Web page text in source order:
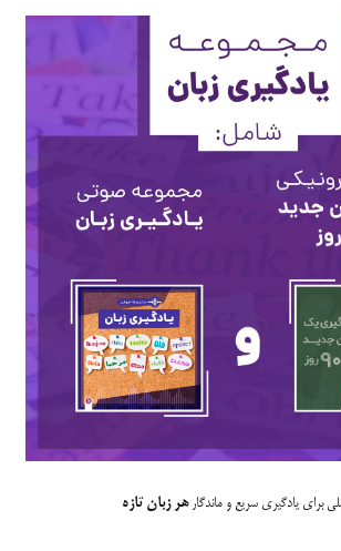
برای یادگیری سریع و ماندگارهر زبان تازه